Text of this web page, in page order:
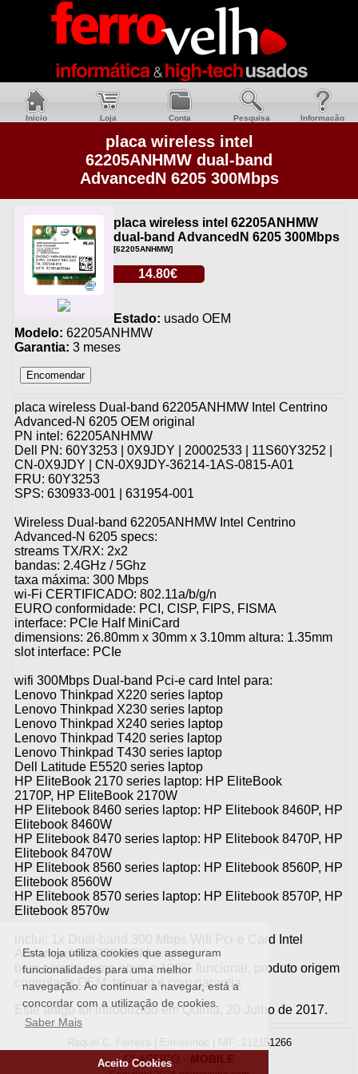
Esta loja utiliza cookies que asseguram
funcionalidades para uma melhor
navegação. Ao continuar a navegar, está a
concordar com a utilização de cookies.
Saber Mais
Aceito Cookies
Inicio Loja Conta Pesquisa Informacão
placa wireless intel
62205ANHMW dual-band
AdvancedN 6205 300Mbps
placa wireless intel 62205ANHMW
dual-band AdvancedN 6205 300Mbps
[62205ANHMW]
14.80€
Estado: usado OEM
Modelo: 62205ANHMW
Garantia: 3 meses
placa wireless Dual-band 62205ANHMW Intel Centrino
Advanced-N 6205 OEM original
PN intel: 62205ANHMW
Dell PN: 60Y3253 | 0X9JDY | 20002533 | 11S60Y3252 |
CN-0X9JDY | CN-0X9JDY-36214-1AS-0815-A01
FRU: 60Y3253
SPS: 630933-001 | 631954-001
Wireless Dual-band 62205ANHMW Intel Centrino
Advanced-N 6205 specs:
streams TX/RX: 2x2
bandas: 2.4GHz / 5Ghz
taxa máxima: 300 Mbps
wi-Fi CERTIFICADO: 802.11a/b/g/n
EURO conformidade: PCI, CISP, FIPS, FISMA
interface: PCIe Half MiniCard
dimensions: 26.80mm x 30mm x 3.10mm altura: 1.35mm
slot interface: PCIe
wifi 300Mbps Dual-band Pci-e card Intel para:
Lenovo Thinkpad X220 series laptop
Lenovo Thinkpad X230 series laptop
Lenovo Thinkpad X240 series laptop
Lenovo Thinkpad T420 series laptop
Lenovo Thinkpad T430 series laptop
Dell Latitude E5520 series laptop
HP EliteBook 2170 series laptop: HP EliteBook
2170P, HP EliteBook 2170W
HP Elitebook 8460 series laptop: HP Elitebook 8460P, HP
Elitebook 8460W
HP Elitebook 8470 series laptop: HP Elitebook 8470P, HP
Elitebook 8470W
HP Elitebook 8560 series laptop: HP Elitebook 8560P, HP
Elitebook 8560W
HP Elitebook 8570 series laptop: HP Elitebook 8570P, HP
Elitebook 8570w
inclui: 1x Dual-band 300 Mbps Wifi Pci-e Card Intel
Advanced-N 6205 OEM original
bom estado como novo e 100% funcional, produto origem
controlado OEM, testado e com garantia
Este artigo foi introduzido em Quinta, 20 Julho de 2017.
Raquel C. Ferreira | Ermesinde | NIF: 212151266
CLASSICO - MOBILE